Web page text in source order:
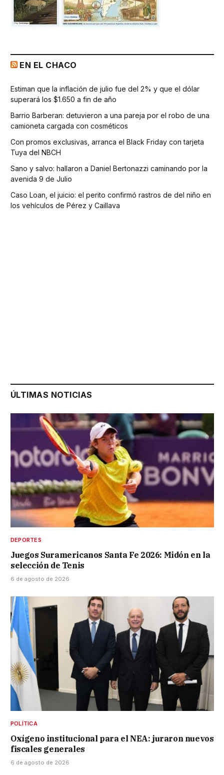
EN EL CHACO
Estiman que la inflación de julio fue del 2% y que el dólar
superará los $1.650 a fin de año
Barrio Barberan: detuvieron a una pareja por el robo de una
camioneta cargada con cosméticos
Con promos exclusivas, arranca el Black Friday con tarjeta
Tuya del NBCH
Sano y salvo: hallaron a Daniel Bertonazzi caminando por la
avenida 9 de Julio
Caso Loan, el juicio: el perito confirmó rastros de del niño en
los vehículos de Pérez y Caillava
ÚLTIMAS NOTICIAS
DEPORTES
Juegos Suramericanos Santa Fe 2026: Midón en la
selección de Tenis
6 de agosto de 2026
POLÍTICA
Oxígeno institucional para el NEA: juraron nuevos
fiscales generales
6 de agosto de 2026